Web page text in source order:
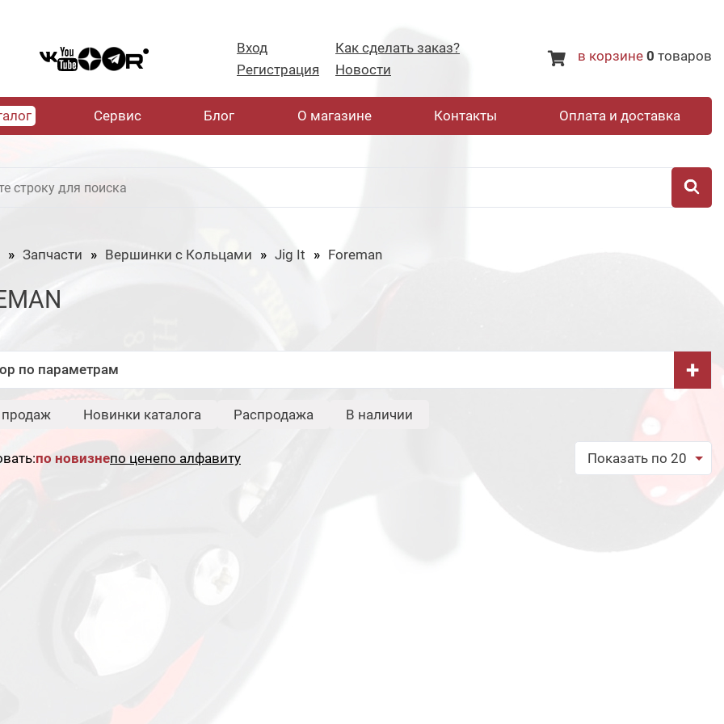
Вход
Как сделать заказ?
Регистрация
Новости
в корзине 0 товаров
Cервис Блог О магазине Контакты Оплата и доставка
Запчасти Вершинки с Кольцами Jig It Foreman
по параметрам +
Бренд:
Свернуть
Новинки каталога Распродажа В наличии
по новизнепо ценепо алфавиту Показать по 20